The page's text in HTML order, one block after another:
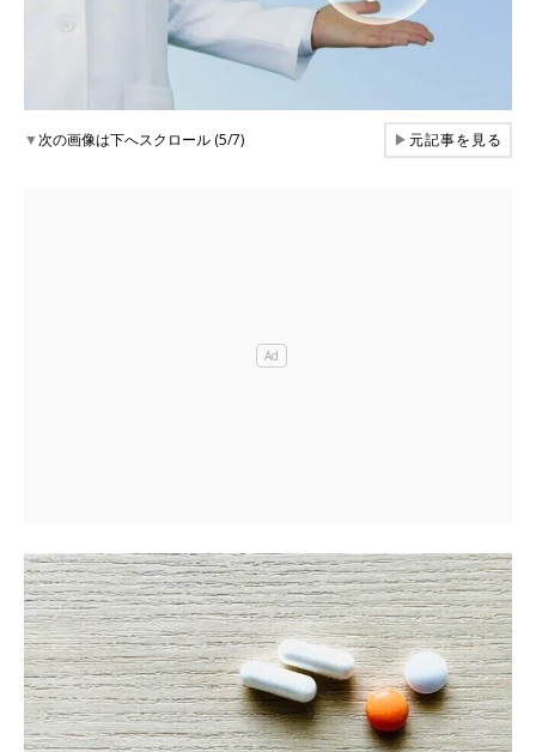
▼次の画像は下へスクロール (5/7) ▶元記事を見る